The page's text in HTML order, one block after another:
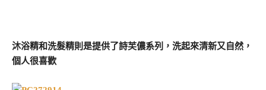
沐浴精和洗髮精則是提供了詩芙儂系列，洗起來清新又自然，
個人很喜歡